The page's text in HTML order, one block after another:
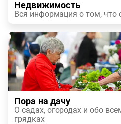
Недвижимость
Вся информация о том, что
Пора на дачу
О садах, огородах и обо
грядках